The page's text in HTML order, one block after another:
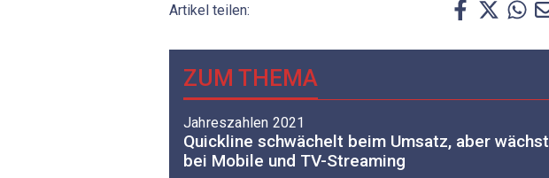
Artikel teilen:
ZUM THEMA
Jahreszahlen 2021
Quickline schwächelt beim Umsatz, aber wächst
bei Mobile und TV-Streaming